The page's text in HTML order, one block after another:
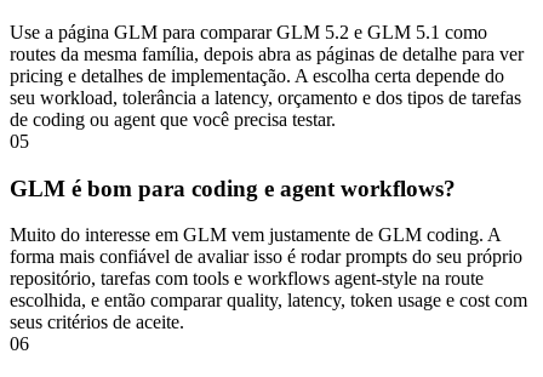
Use a página GLM para comparar GLM 5.2 e GLM 5.1 como
routes da mesma família, depois abra as páginas de detalhe para ver
pricing e detalhes de implementação. A escolha certa depende do
seu workload, tolerância a latency, orçamento e dos tipos de tarefas
de coding ou agent que você precisa testar.
05
GLM é bom para coding e agent workflows?
Muito do interesse em GLM vem justamente de GLM coding. A
forma mais confiável de avaliar isso é rodar prompts do seu próprio
repositório, tarefas com tools e workflows agent-style na route
escolhida, e então comparar quality, latency, token usage e cost com
seus critérios de aceite.
06